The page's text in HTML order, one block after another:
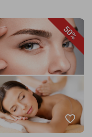
50%
favorite_border